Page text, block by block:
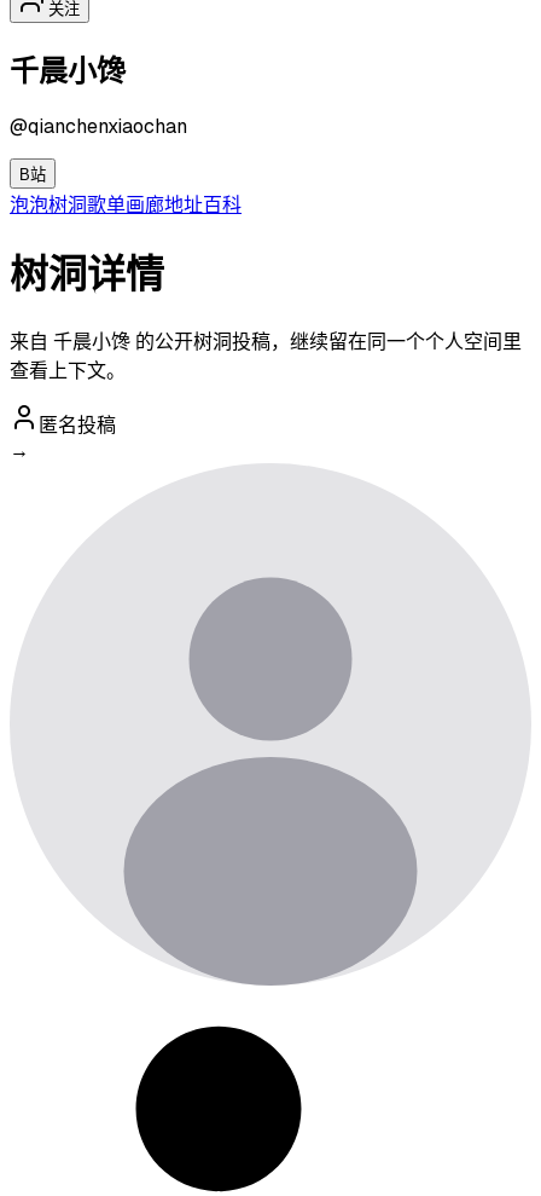
关注
千晨小馋
@qianchenxiaochan
B站
泡泡树洞歌单画廊地址百科
树洞详情
来自 千晨小馋 的公开树洞投稿，继续留在同一个个人空间里
查看上下文。
匿名投稿
→